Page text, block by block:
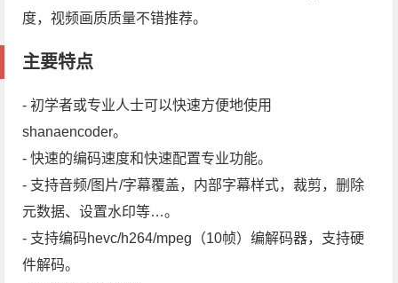
度，视频画质质量不错推荐。
主要特点
- 初学者或专业人士可以快速方便地使用
shanaencoder。
- 快速的编码速度和快速配置专业功能。
- 支持音频/图片/字幕覆盖，内部字幕样式，裁剪，删除
元数据、设置水印等…。
- 支持编码hevc/h264/mpeg（10帧）编解码器，支持硬
件解码。